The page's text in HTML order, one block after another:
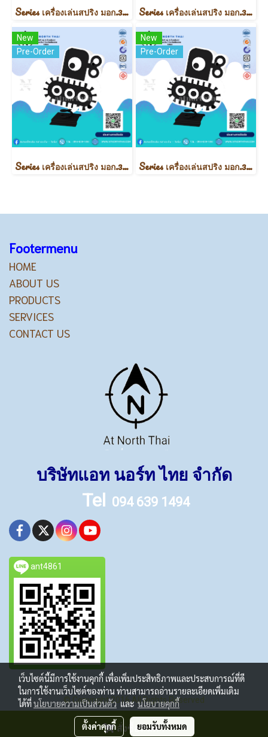
สั่งซื้อสินค้า
Series เครื่องเล่นสปริง มอก.3000 Series เครื่องเล่นสปริง มอก.3000
New
Pre-Order
Series เครื่องเล่นสปริง มอก.3000
New
Pre-Order
Series เครื่องเล่นสปริง มอก.3000
Footermenu
HOME
ABOUT US
PRODUCTS
SERVICES
CONTACT US
บริษัทแอท นอร์ท ไทย จำกัด
Tel 094 639 1494
ant4861
© Copyright 2016 All Rights Reserved
ผู้เข้าชมวันนี้ 1
เว็บไซต์นี้มีการใช้งานคุกกี้ เพื่อเพิ่มประสิทธิภาพและประสบการณ์ที่ดี
ในการใช้งานเว็บไซต์ของท่าน ท่านสามารถอ่านรายละเอียดเพิ่มเติม
ได้ที่นโยบายความเป็นส่วนตัวและนโยบายคุกกี้
ตั้งค่าคุกกี้ ยอมรับทั้งหมด